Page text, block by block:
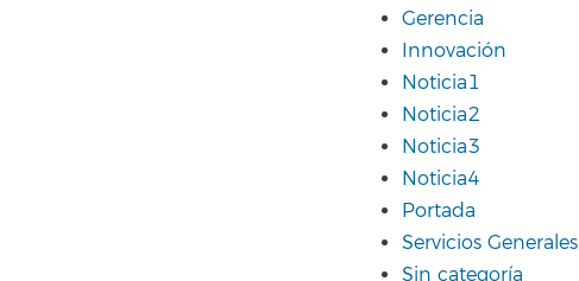
Gerencia
Innovación
Noticia1
Noticia2
Noticia3
Noticia4
Portada
Servicios Generales
Sin categoría